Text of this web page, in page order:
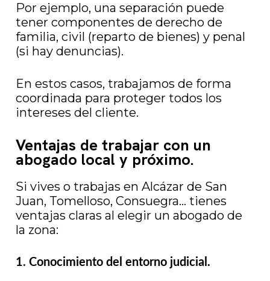
Por ejemplo, una separación puede
tener componentes de derecho de
familia, civil (reparto de bienes) y penal
(si hay denuncias).
En estos casos, trabajamos de forma
coordinada para proteger todos los
intereses del cliente.
Ventajas de trabajar con un
abogado local y próximo.
Si vives o trabajas en Alcázar de San
Juan, Tomelloso, Consuegra... tienes
ventajas claras al elegir un abogado de
la zona:
1. Conocimiento del entorno judicial.